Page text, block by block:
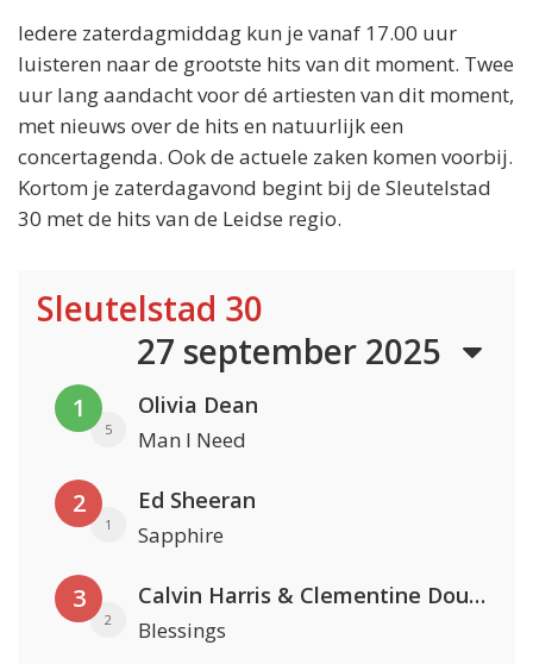
Iedere zaterdagmiddag kun je vanaf 17.00 uur
luisteren naar de grootste hits van dit moment. Twee
uur lang aandacht voor dé artiesten van dit moment,
met nieuws over de hits en natuurlijk een
concertagenda. Ook de actuele zaken komen voorbij.
Kortom je zaterdagavond begint bij de Sleutelstad
30 met de hits van de Leidse regio.
Sleutelstad 30
27 september 2025
1
5
Olivia Dean
Man I Need
2
1
Ed Sheeran
Sapphire
3
2
Calvin Harris & Clementine Douglas
Blessings